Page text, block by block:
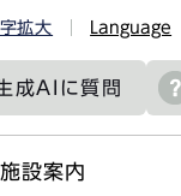
拡大 Language
成AIに質問
施設案内